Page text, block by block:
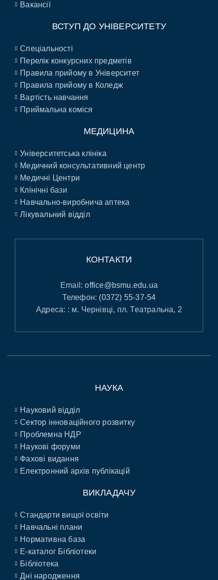
Вакансії
ВСТУП ДО УНІВЕРСИТЕТУ
Спеціальності
Перелік конкурсних предметів
Правила прийому в Університет
Правила прийому в Коледж
Вартість навчання
Приймальна коміся
МЕДИЦИНА
Університетська клініка
Медичний консультативний центр
Медичні Центри
Клінічні бази
Навчально-виробнича аптека
Лікувальний відділ
КОНТАКТИ
Email:office@bsmu.edu.ua
Телефон: (0372) 55-37-54
Адреса: : м. Чернівці, пл. Театральна, 2
НАУКА
Науковий відділ
Сектор інноваційного розвитку
Проблемна НДР
Наукові форуми
Фахові видання
Електронний архів публікацій
ВИКЛАДАЧУ
Стандарти вищої освіти
Навчальні плани
Нормативна база
E-каталог Бібліотеки
Бібліотека
Дні народження